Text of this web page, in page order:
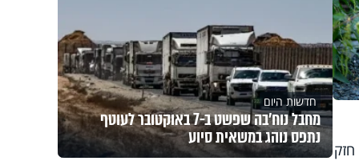
חדשות היום
מחבל נוח'בה שפשט ב-7 באוקטובר לעוטף
נתפס נוהג במשאית סיוע